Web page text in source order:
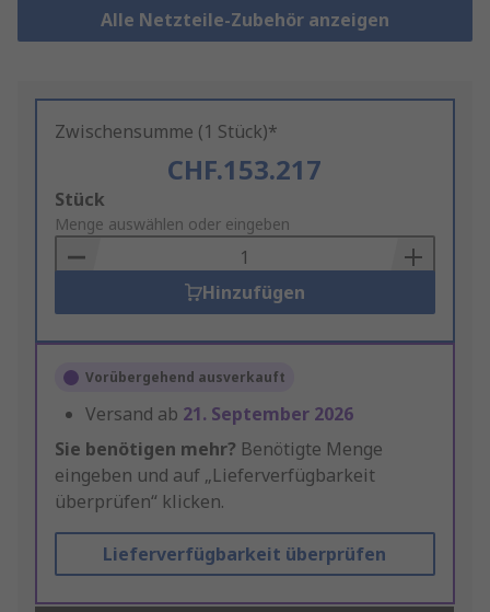
Alle Netzteile-Zubehör anzeigen
Zwischensumme (1 Stück)*
CHF.153.217
Add
to
Basket
Stück
Menge auswählen oder eingeben
Hinzufügen
Vorübergehend ausverkauft
Versand ab 21. September 2026
Sie benötigen mehr? Benötigte Menge
eingeben und auf „Lieferverfügbarkeit
überprüfen“ klicken.
Lieferverfügbarkeit überprüfen